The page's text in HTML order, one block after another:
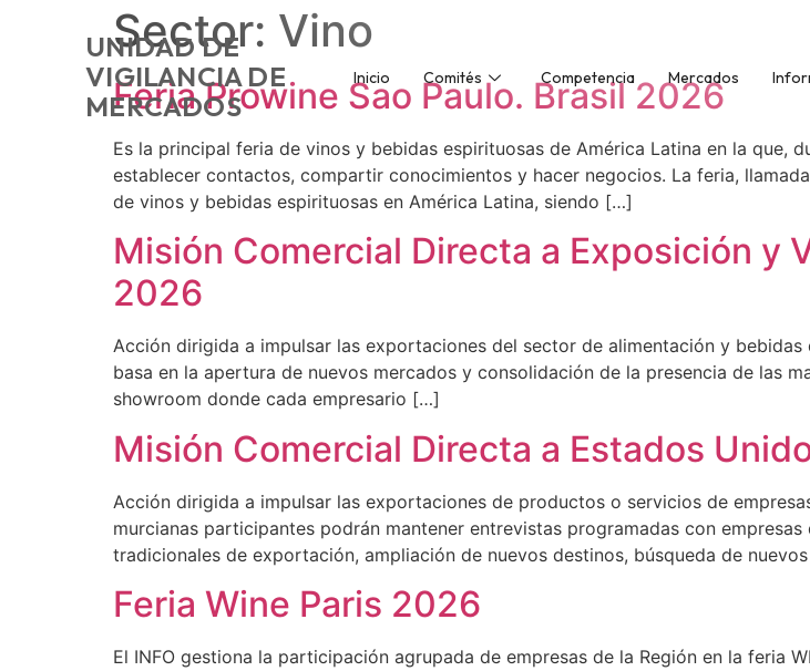
UNIDAD DE
VIGILANCIA DE
MERCADOS
Inicio Comités Competencia Mercados
Sector: Vino
Feria Prowine Sao Paulo. Brasil 2026
Es la principal feria de vinos y bebidas espirituosas de América Latina en la que,
establecer contactos, compartir conocimientos y hacer negocios. La feria,
de vinos y bebidas espirituosas en América Latina, siendo […]
Misión Comercial Directa a Exposición y
2026
Acción dirigida a impulsar las exportaciones del sector de alimentación y
basa en la apertura de nuevos mercados y consolidación de la presencia de las
showroom donde cada empresario […]
Misión Comercial Directa a Estados
Acción dirigida a impulsar las exportaciones de productos o servicios de
murcianas participantes podrán mantener entrevistas programadas con
tradicionales de exportación, ampliación de nuevos destinos, búsqueda de
Feria Wine Paris 2026
El INFO gestiona la participación agrupada de empresas de la Región en la feria